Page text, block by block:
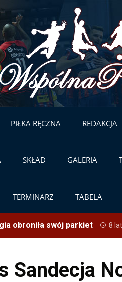
PIŁKA RĘCZNA REDAKCJA
SKŁAD GALERIA
TERMINARZ TABELA
obroniła swój parkiet 8
Sandecja